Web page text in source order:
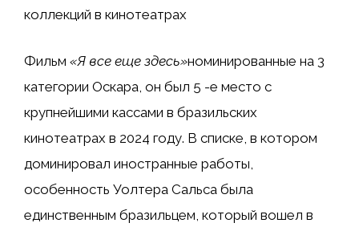
коллекций в кинотеатрах
Фильм «Я все еще здесь»номинированные на 3
категории Оскара, он был 5 -е место с
крупнейшими кассами в бразильских
кинотеатрах в 2024 году. В списке, в котором
доминировал иностранные работы,
особенность Уолтера Сальса была
единственным бразильцем, который вошел в